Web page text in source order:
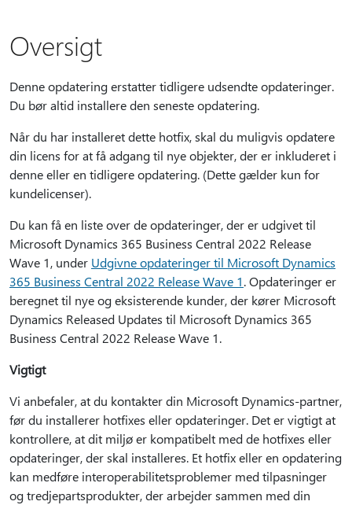
Oversigt
Denne opdatering erstatter tidligere udsendte opdateringer.
Du bør altid installere den seneste opdatering.
Når du har installeret dette hotfix, skal du muligvis opdatere
din licens for at få adgang til nye objekter, der er inkluderet i
denne eller en tidligere opdatering. (Dette gælder kun for
kundelicenser).
Du kan få en liste over de opdateringer, der er udgivet til
Microsoft Dynamics 365 Business Central 2022 Release
Wave 1, under Udgivne opdateringer til Microsoft Dynamics
365 Business Central 2022 Release Wave 1. Opdateringer er
beregnet til nye og eksisterende kunder, der kører Microsoft
Dynamics Released Updates til Microsoft Dynamics 365
Business Central 2022 Release Wave 1.
Vigtigt
Vi anbefaler, at du kontakter din Microsoft Dynamics-partner,
før du installerer hotfixes eller opdateringer. Det er vigtigt at
kontrollere, at dit miljø er kompatibelt med de hotfixes eller
opdateringer, der skal installeres. Et hotfix eller en opdatering
kan medføre interoperabilitetsproblemer med tilpasninger
og tredjepartsprodukter, der arbejder sammen med din